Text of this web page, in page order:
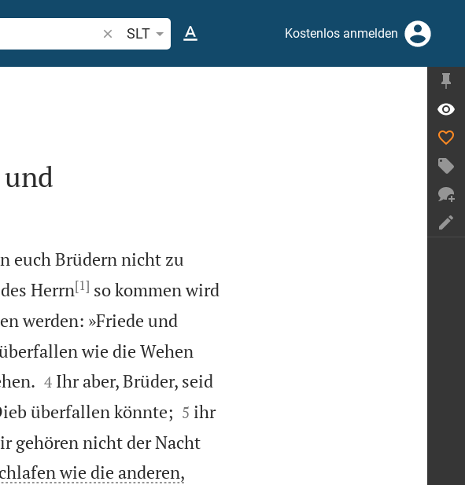
Bibelstelle oder Begriff suchen
SLT Kostenlos anmelden
euch Brüdern nicht zu
Herrn[1] so kommen wird
werden: »Friede und
wie die Wehen

4 Ihr aber, Brüder, seid
überfallen könnte;
5 ihr
gehören nicht der Nacht
wie die anderen,